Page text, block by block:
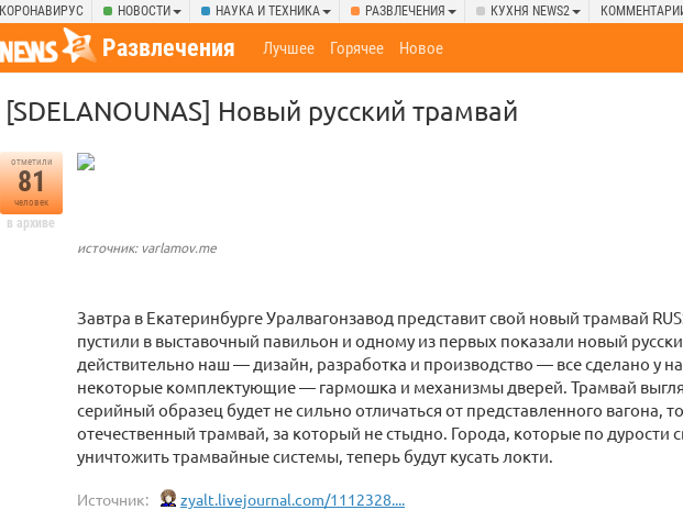
КОРОНАВИРУС НОВОСТИ НАУКА И ТЕХНИКА РАЗВЛЕЧЕНИЯ КУХНЯ NEWS2
Развлечения Лучшее Горячее Новое
[SDELANOUNAS] Новый русский трамвай
отметили
81
человек
в архиве
источник: varlamov.me
Завтра в Екатеринбурге Уралвагонзавод представит свой новый трамвай
пустили в выставочный павильон и одному из первых показали новый
действительно наш — дизайн, разработка и производство — все сделано у
некоторые комплектующие — гармошка и механизмы дверей. Трамвай
серийный образец будет не сильно отличаться от представленного вагона,
отечественный трамвай, за который не стыдно. Города, которые по дурости
уничтожить трамвайные системы, теперь будут кусать локти.
Источник: zyalt.livejournal.com/1112328....